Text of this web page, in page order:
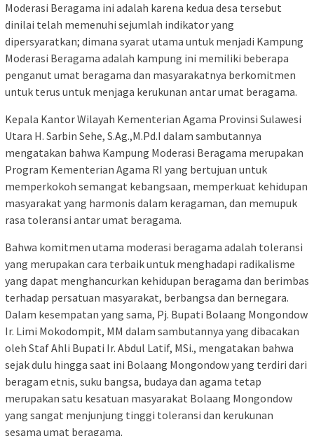
Moderasi Beragama ini adalah karena kedua desa tersebut
dinilai telah memenuhi sejumlah indikator yang
dipersyaratkan; dimana syarat utama untuk menjadi Kampung
Moderasi Beragama adalah kampung ini memiliki beberapa
penganut umat beragama dan masyarakatnya berkomitmen
untuk terus untuk menjaga kerukunan antar umat beragama.
Kepala Kantor Wilayah Kementerian Agama Provinsi Sulawesi
Utara H. Sarbin Sehe, S.Ag.,M.Pd.I dalam sambutannya
mengatakan bahwa Kampung Moderasi Beragama merupakan
Program Kementerian Agama RI yang bertujuan untuk
memperkokoh semangat kebangsaan, memperkuat kehidupan
masyarakat yang harmonis dalam keragaman, dan memupuk
rasa toleransi antar umat beragama.
Bahwa komitmen utama moderasi beragama adalah toleransi
yang merupakan cara terbaik untuk menghadapi radikalisme
yang dapat menghancurkan kehidupan beragama dan berimbas
terhadap persatuan masyarakat, berbangsa dan bernegara.
Dalam kesempatan yang sama, Pj. Bupati Bolaang Mongondow
Ir. Limi Mokodompit, MM dalam sambutannya yang dibacakan
oleh Staf Ahli Bupati Ir. Abdul Latif, MSi., mengatakan bahwa
sejak dulu hingga saat ini Bolaang Mongondow yang terdiri dari
beragam etnis, suku bangsa, budaya dan agama tetap
merupakan satu kesatuan masyarakat Bolaang Mongondow
yang sangat menjunjung tinggi toleransi dan kerukunan
sesama umat beragama.